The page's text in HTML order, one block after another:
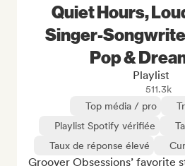
Quiet Hours,
Singer-
Pop &
Playlist
511.3k
Top média / pro
Playlist Spotify vérifiée
Taux de réponse élevé
Groover Obsessions’ favorite